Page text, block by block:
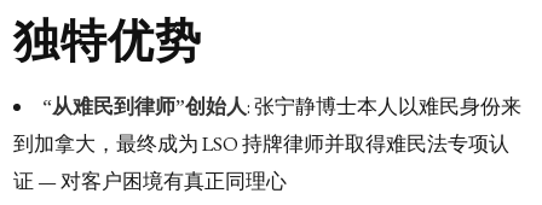
独特优势
“从难民到律师”创始人: 张宁静博士本人以难民身份来
到加拿大，最终成为 LSO 持牌律师并取得难民法专项认
证 — 对客户困境有真正同理心